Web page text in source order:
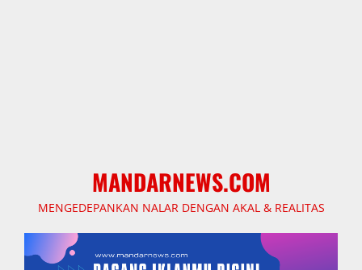
MANDARNEWS.COM
MENGEDEPANKAN NALAR DENGAN AKAL & REALITAS